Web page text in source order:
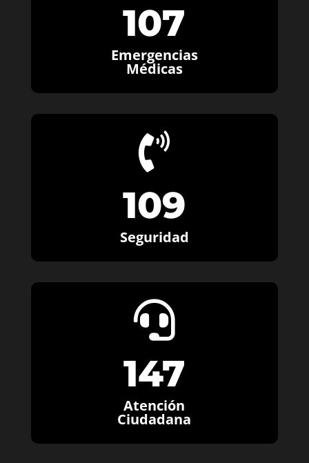
107
Emergencias
Médicas

109
Seguridad

147
Atención
Ciudadana